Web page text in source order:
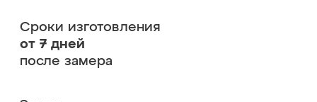
Сроки изготовления
от 7 дней
после замера